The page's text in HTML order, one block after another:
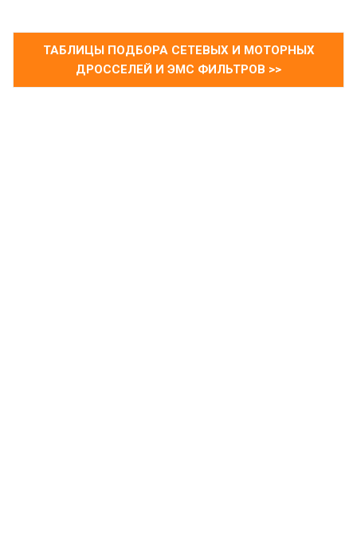
ТАБЛИЦЫ ПОДБОРА СЕТЕВЫХ И МОТОРНЫХ
ДРОССЕЛЕЙ И ЭМС ФИЛЬТРОВ >>